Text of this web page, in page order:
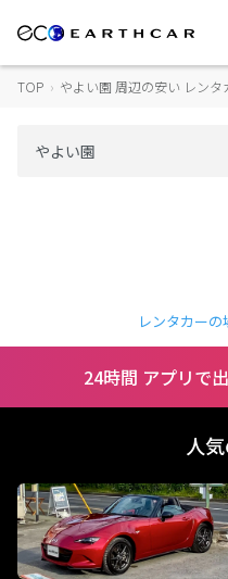
TOP › やよい園 周辺の安い レンタ
レンタカー
24時間 アプリで
人